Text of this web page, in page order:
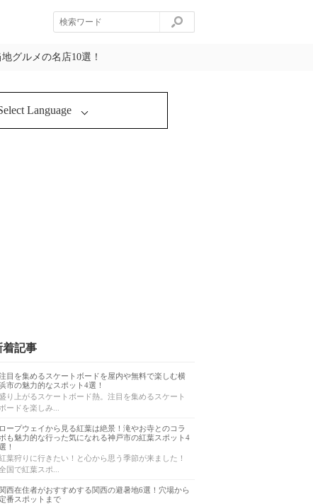
グルメの名店10選！
Language
着記事
目を集めるスケートボードを屋内や無料で楽しむ横
市の魅力的なスポット4選！
り上がるスケートボード熱。注目を集めるスケート
ボードを楽しみ...
ロープウェイから見る紅葉は絶景！滝やお寺とのコラ
ボも魅力的な行った気になれる神戸市の紅葉スポット4
！
葉狩りに行きたい！と心から思う季節が来ました！
国で紅葉スポ...
西在住者がおすすめする関西の避暑地6選！穴場から
定番スポットまで